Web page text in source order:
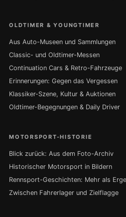
OLDTIMER & YOUNGTIMER
Aus Auto-Museen und Sammlungen
Classic- und Oldtimer-Messen
Continuation Cars & Retro-Fahrzeuge
Erinnerungen: Gegen das Vergessen
Klassiker-Szene, Kultur & Auktionen
Oldtimer-Begegnungen & Daily Driver
MOTORSPORT-HISTORIE
Blick zurück: Aus dem Foto-Archiv
Historischer Motorsport in Bildern
Rennsport-Geschichten: Mehr als
Zwischen Fahrerlager und Zielflagge